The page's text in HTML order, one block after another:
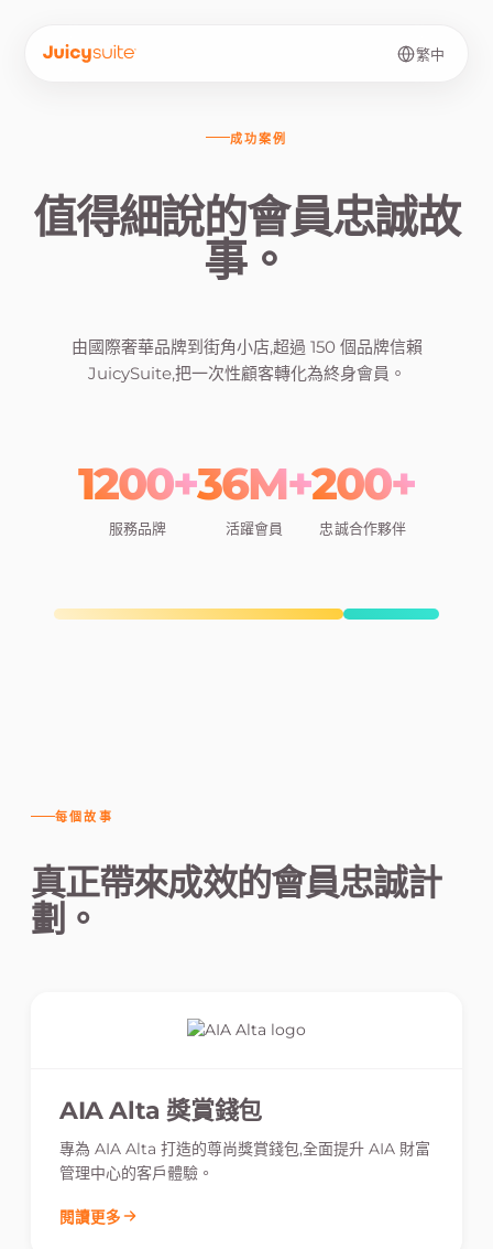
繁中
成功案例
值得細說的會員忠誠故
事。
由國際奢華品牌到街角小店,超過 150 個品牌信賴
JuicySuite,把一次性顧客轉化為終身會員。
1200+
服務品牌
36M+
活躍會員
200+
忠誠合作夥伴
每個故事
真正帶來成效的會員忠誠計
劃。
AIA Alta 獎賞錢包
專為 AIA Alta 打造的尊尚獎賞錢包,全面提升 AIA 財富
管理中心的客戶體驗。
閱讀更多